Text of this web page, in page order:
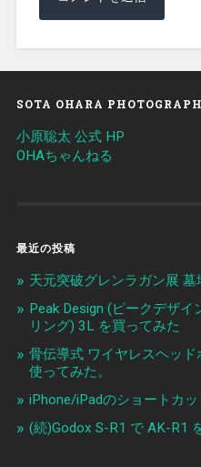
SOTA OHARA
小原聡太 公式 HP
OHAちゃんねる
最近の投稿
天元突破グレンラガン展 墓
Peak Design (ピークデザイ
リング) 3L を買ってみた
骨伝導式 ワイヤレスヘッ
使ってみた。
iPhone/iPadのショートカッ
(続)Godox S-R1 で AK-R1